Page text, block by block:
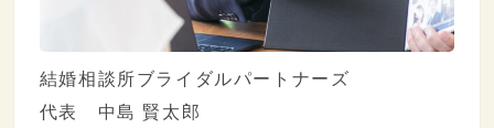
結婚相談所ブライダルパートナーズ
代表 中島 賢太郎